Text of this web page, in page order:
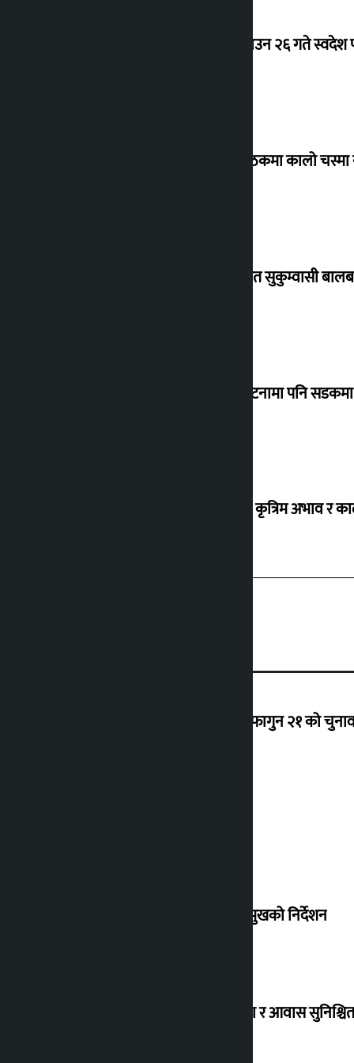
देउवा साउन २६ गते स्वदेश
संसद् बैठकमा कालो
विस्थापित सुकुम्वासी
‘सानो घटनामा पनि
ग्यासको कृत्रिम अभाव र
‘राजसंस्था हटेदेखि नेपाललाई दशा लाग्यो, फागुन २१ को चुनाव
संसद् बैठकमा कालो चस्मा नलगाउन सभामुखको निर्देशन
विस्थापित सुकुम्वासी बालबालिकाको शिक्षा र आवास